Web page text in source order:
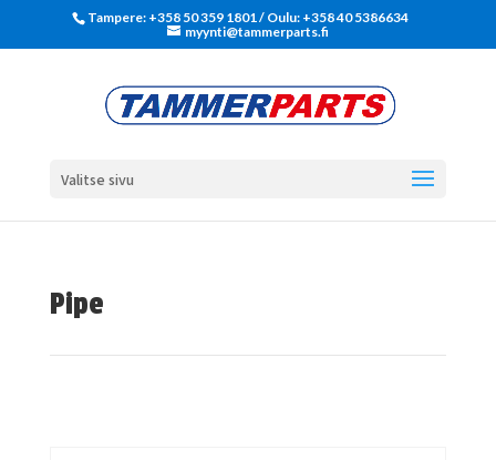
Tampere: +358 50 359 1801‬ / Oulu: +358 40 5386634
myynti@tammerparts.fi
Valitse sivu
Pipe